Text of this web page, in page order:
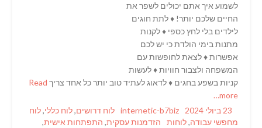
לשמוע איך אתם יכולים לשפר את
החיים שלכם יותר! ♦️ לתת חוגים
לילדים בלי לחץ כספי ♦️ לקנות
מתנות בימי הולדת כי יש לכם
אפשרות ♦️ לצאת לחופשות עם
המשפחה ולצבור חוויות ♦️ לעשות
קניות בשפע בחגים ♦️ לדאוג לעתיד טוב יותר כל אחד צריך Read
more…
Posted
on
23 ביולי 2024 Author
internetic-b7biz
Categories
לוח דרושים,לוח כללי,לוח
מחפשי עבודה,לוחות Tags
הזדמנות עסקית, התפתחות אישית,